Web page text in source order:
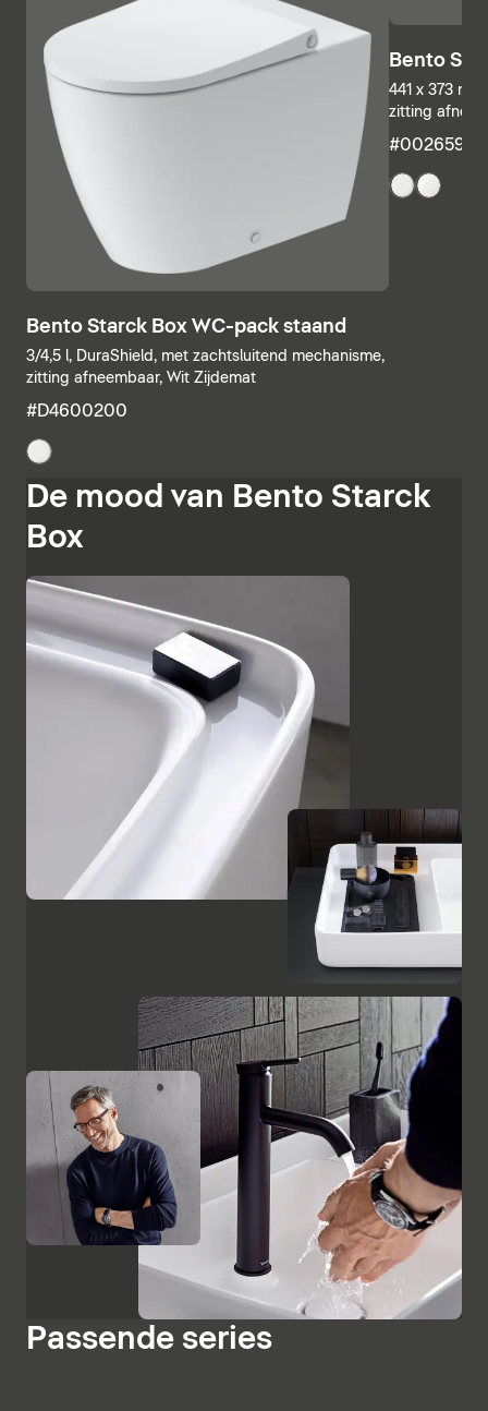
Bento Starck Box WC-pack staand
3/4,5 l, DuraShield, met zachtsluitend mechanisme,
zitting afneembaar, Wit Zijdemat
#D4600200
Bento
441 x 373
zitting
De mood van Bento Starck
Box
Passende series